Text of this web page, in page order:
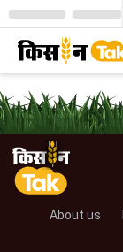
About us